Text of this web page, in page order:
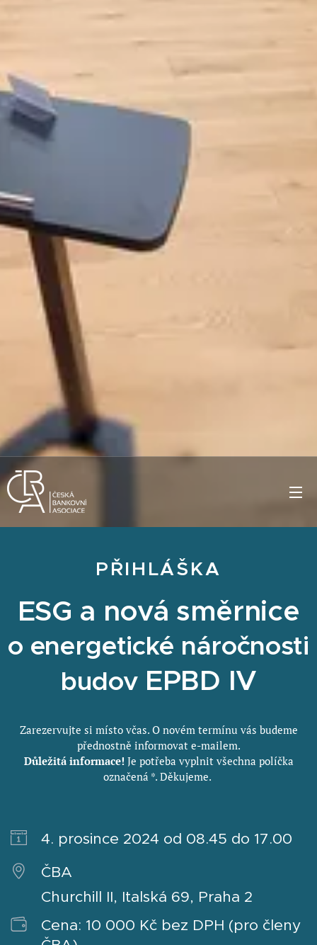
PŘIHLÁŠKA
ESG a nová směrnice
o energetické náročnosti
budovEPBD IV
Zarezervujte si místo včas. O novém termínu vás budeme
přednostně informovat e-mailem.
Důležitá informace! Je potřeba vyplnit všechna políčka
označená *. Děkujeme.
4. prosince 2024 od 08.45 do 17.00
ČBA
Churchill II, Italská 69, Praha 2
Cena: 10 000 Kč bez DPH (pro členy